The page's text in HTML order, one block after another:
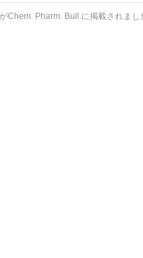
Chem. Pharm. Bull.に掲載されまし